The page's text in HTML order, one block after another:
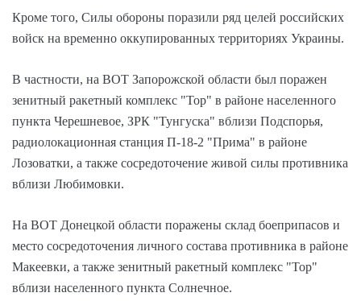
Кроме того, Силы обороны поразили ряд целей российских
войск на временно оккупированных территориях Украины.
В частности, на ВОТ Запорожской области был поражен
зенитный ракетный комплекс "Тор" в районе населенного
пункта Черешневое, ЗРК "Тунгуска" вблизи Подспорья,
радиолокационная станция П-18-2 "Прима" в районе
Лозоватки, а также сосредоточение живой силы противника
вблизи Любимовки.
На ВОТ Донецкой области поражены склад боеприпасов и
место сосредоточения личного состава противника в районе
Макеевки, а также зенитный ракетный комплекс "Тор"
вблизи населенного пункта Солнечное.